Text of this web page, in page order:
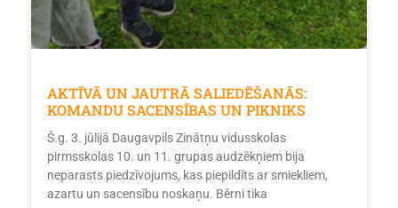
AKTĪVĀ UN JAUTRĀ SALIEDĒŠANĀS:
KOMANDU SACENSĪBAS UN PIKNIKS
Š.g. 3. jūlijā Daugavpils Zinātņu vidusskolas
pirmsskolas 10. un 11. grupas audzēkņiem bija
neparasts piedzīvojums, kas piepildīts ar smiekliem,
azartu un sacensību noskaņu. Bērni tika